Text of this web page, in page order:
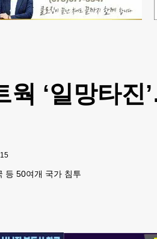
웍 ‘일망타
등 50여개 국가 침투